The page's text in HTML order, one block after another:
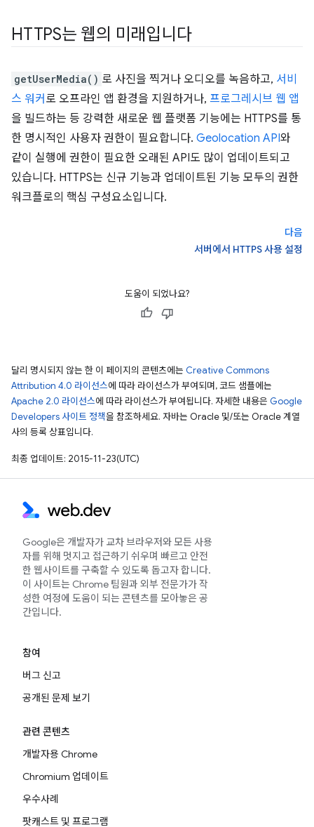
HTTPS는 웹의 미래입니다
getUserMedia() 로 사진을 찍거나 오디오를 녹음하고, 서비
스 워커 로 오프라인 앱 환경을 지원하거나, 프로그레시브 웹 앱
을 빌드하는 등 강력한 새로운 웹 플랫폼 기능에는 HTTPS를 통
한 명시적인 사용자 권한이 필요합니다. Geolocation API와
같이 실행에 권한이 필요한 오래된 API도 많이 업데이트되고
있습니다. HTTPS는 신규 기능과 업데이트된 기능 모두의 권한
워크플로의 핵심 구성요소입니다.
다음
서버에서 HTTPS 사용 설정
도움이 되었나요?
달리 명시되지 않는 한 이 페이지의 콘텐츠에는 Creative Commons
Attribution 4.0 라이선스에 따라 라이선스가 부여되며, 코드 샘플에는
Apache 2.0 라이선스에 따라 라이선스가 부여됩니다. 자세한 내용은 Google
Developers 사이트 정책을 참조하세요. 자바는 Oracle 및/또는 Oracle 계열
사의 등록 상표입니다.
최종 업데이트: 2015-11-23(UTC)
Google은 개발자가 교차 브라우저와 모든 사용
자를 위해 멋지고 접근하기 쉬우며 빠르고 안전
한 웹사이트를 구축할 수 있도록 돕고자 합니다.
이 사이트는 Chrome 팀원과 외부 전문가가 작
성한 여정에 도움이 되는 콘텐츠를 모아놓은 공
간입니다.
참여
버그 신고
공개된 문제 보기
관련 콘텐츠
개발자용 Chrome
Chromium 업데이트
우수사례
팟캐스트 및 프로그램